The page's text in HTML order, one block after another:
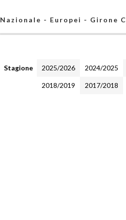
Nazionale - Europei - Girone C
Stagione 2025/2026 2024/2025
2018/2019 2017/2018